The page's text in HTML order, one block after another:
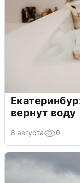
вернут воду
8 августа 0